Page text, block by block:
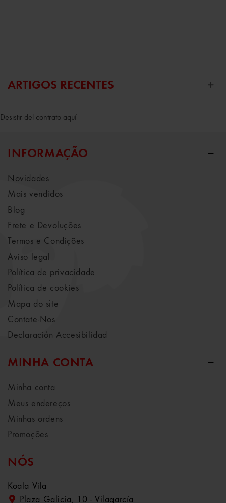
ARTIGOS RECENTES
Desistir del contrato aquí
INFORMAÇÃO
Novidades
Mais vendidos
Blog
Frete e Devoluções
Termos e Condições
Aviso legal
Política de privacidade
Política de cookies
Mapa do site
Contate-Nos
Declaración Accesibilidad
MINHA CONTA
Minha conta
Meus endereços
Minhas ordens
Promoções
NÓS
Koala Vila
Plaza Galicia, 10 - Vilagarcía